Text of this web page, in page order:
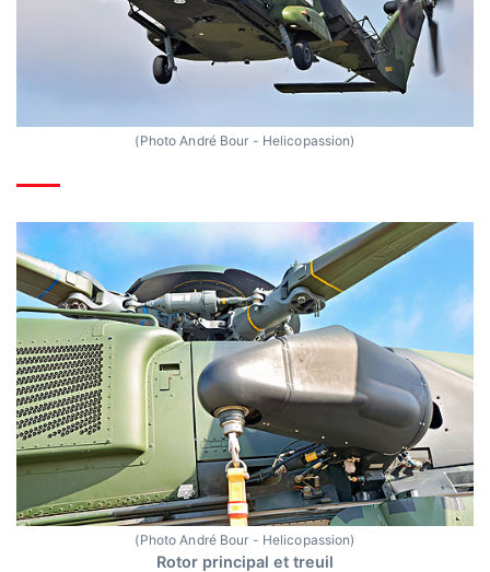
(Photo André Bour - Helicopassion)
(Photo André Bour - Helicopassion)
Rotor principal et treuil